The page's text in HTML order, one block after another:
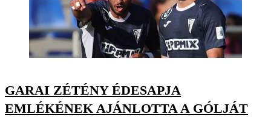
GARAI ZÉTÉNY ÉDESAPJA
EMLÉKÉNEK AJÁNLOTTA A GÓLJÁT